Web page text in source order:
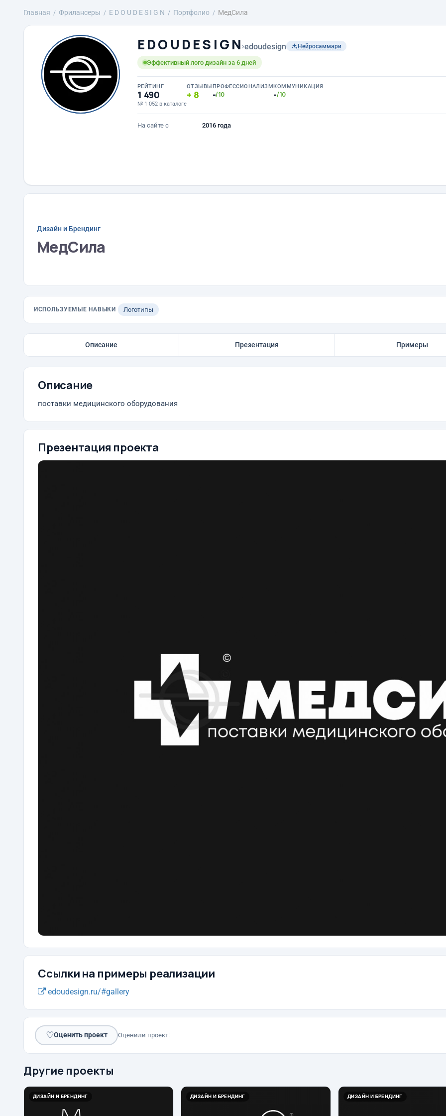
Главная Фрилансеры E D O U D E S I G N Портфолио МедСила
E D O U D E S I G N›edoudesign Нейросаммари
Эффективный лого дизайн за 6 дней
РЕЙТИНГ
1 490
№ 1 052 в каталоге
ОТЗЫВЫ
8
ПРОФЕССИОНАЛИЗМ
-/10
КОММУНИКАЦИЯ
-/10
На сайте с 2016 года
Дизайн и Брендинг
МедСила
ИСПОЛЬЗУЕМЫЕ НАВЫКИ Логотипы
Описание Презентация Примеры
Описание
поставки медицинского оборудования
Презентация проекта
Ссылки на примеры реализации
edoudesign.ru/#gallery
♡Оценить проект Оценили проект:
Другие проекты
ДИЗАЙН И БРЕНДИНГ ДИЗАЙН И БРЕНДИНГ ДИЗАЙН И БРЕНДИНГ